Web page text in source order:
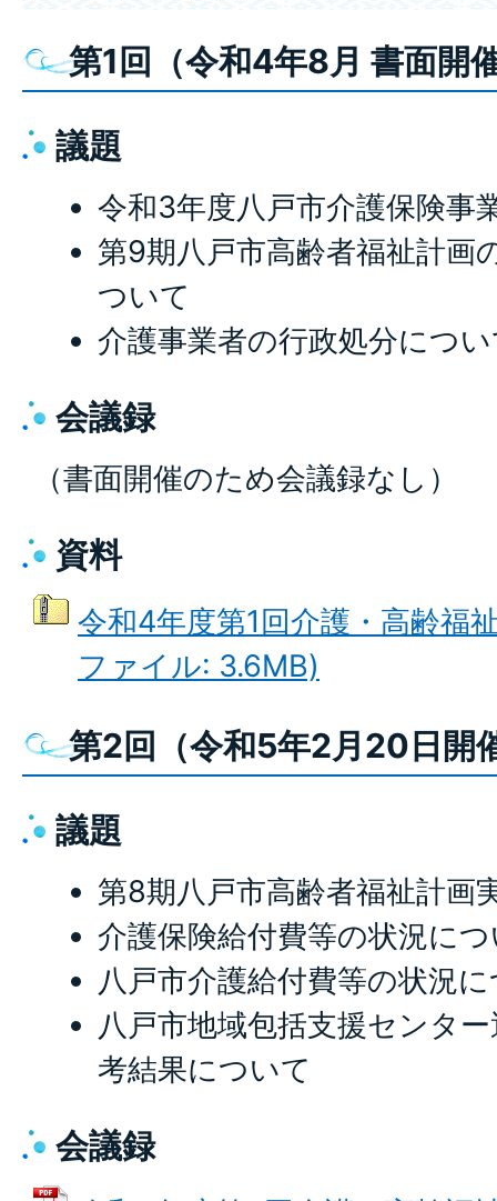
第1回（令和4年8月 書面開
議題
令和3年度八戸市介護保険事
第9期八戸市高齢者福祉計画
ついて
介護事業者の行政処分につ
会議録
（書面開催のため会議録なし）
資料
令和4年度第1回介護・高齢福
ファイル: 3.6MB)
第2回（令和5年2月20日開
議題
第8期八戸市高齢者福祉計画
介護保険給付費等の状況に
八戸市介護給付費等の状況
八戸市地域包括支援センタ
考結果について
会議録